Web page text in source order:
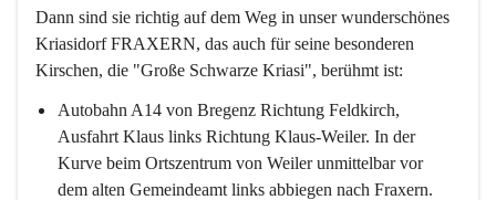
Dann sind sie richtig auf dem Weg in unser wunderschönes
Kriasidorf FRAXERN, das auch für seine besonderen
Kirschen, die "Große Schwarze Kriasi", berühmt ist:
Autobahn A14 von Bregenz Richtung Feldkirch,
Ausfahrt Klaus links Richtung Klaus-Weiler. In der
Kurve beim Ortszentrum von Weiler unmittelbar vor
dem alten Gemeindeamt links abbiegen nach Fraxern.